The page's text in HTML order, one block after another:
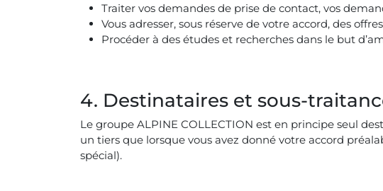
Traiter vos demandes de prise de contact, vos
Vous adresser, sous réserve de votre accord, des
Procéder à des études et recherches dans le but
4. Destinataires et sous-
Le groupe ALPINE COLLECTION est en principe seul
un tiers que lorsque vous avez donné votre accord
spécial).